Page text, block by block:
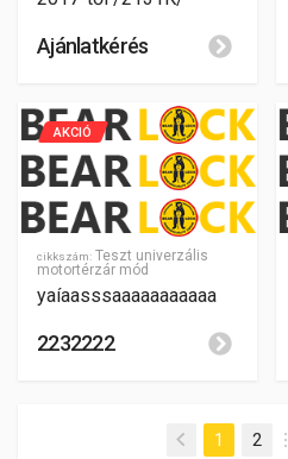
Ajánlatkérés
cikkszám: Teszt univerzális
motortérzár mód
AKCIÓ
yaíaasssaaaaaaaaaaa
2232222
1 (aktuális)
2